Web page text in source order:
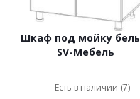
Шкаф под мойку
SV-Мебель
Есть в наличии (7)